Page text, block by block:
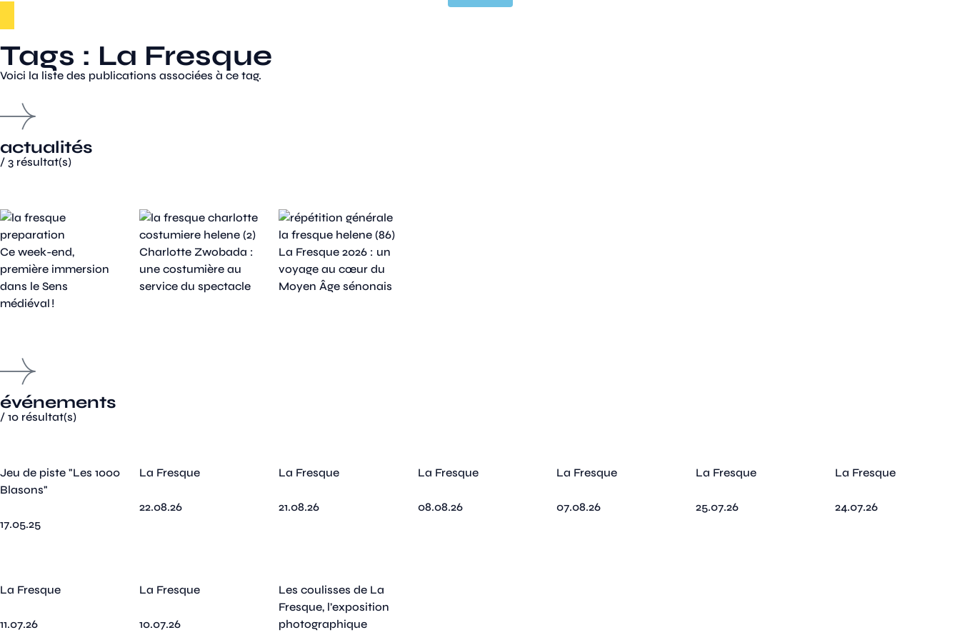
Tags : La Fresque
Voici la liste des publications associées à ce tag.
actualités
/ 3 résultat(s)
Ce week-end,
première immersion
dans le Sens
médiéval !
Charlotte Zwobada :
une costumière au
service du spectacle
La Fresque 2026 : un
voyage au cœur du
Moyen Âge sénonais
événements
/ 10 résultat(s)
Jeu de piste "Les 1000
Blasons"
17.05.25
La Fresque
22.08.26
La Fresque
21.08.26
La Fresque
08.08.26
La Fresque
07.08.26
La Fresque
25.07.26
La Fresque
24.07.26
La Fresque
11.07.26
La Fresque
10.07.26
Les coulisses de La
Fresque, l’exposition
photographique